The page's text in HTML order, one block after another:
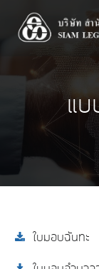
แบ
ใบมอบฉันทะ